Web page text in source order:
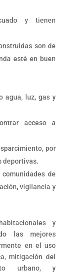
y tienen
son de
esté en buen
agua, luz, gas y
acceso a
por
deportivas.
de
vigilancia y
y
las mejores
en el uso
mitigación del
urbano, y